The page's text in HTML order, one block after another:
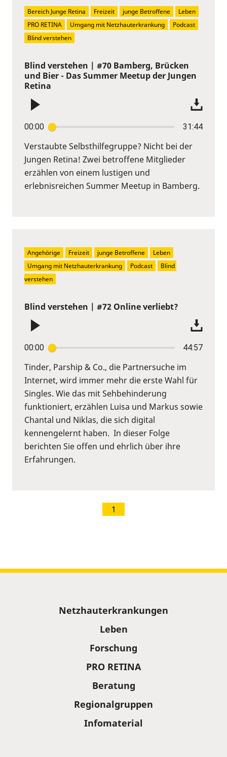
Blind verstehen | #70 Bamberg, Brücken
und Bier - Das Summer Meetup der Jungen
Retina
00:00 31:44
Verstaubte Selbsthilfegruppe? Nicht bei der
Jungen Retina! Zwei betroffene Mitglieder
erzählen von einem lustigen und
erlebnisreichen Summer Meetup in Bamberg.
Bereich Junge Retina Freizeit junge Betroffene
Leben
PRO RETINA
Umgang mit Netzhauterkrankung
Podcast
Blind verstehen
Blind verstehen | #72 Online verliebt?
00:00 44:57
Tinder, Parship & Co., die Partnersuche im
Internet, wird immer mehr die erste Wahl für
Singles. Wie das mit Sehbehinderung
funktioniert, erzählen Luisa und Markus sowie
Chantal und Niklas, die sich digital
kennengelernt haben. In dieser Folge
berichten Sie offen und ehrlich über ihre
Erfahrungen.
Angehörige Freizeit junge Betroffene
Leben
Umgang mit Netzhauterkrankung
Podcast
Blind
verstehen
1
Netzhauterkrankungen
Leben
Forschung
PRO RETINA
Beratung
Regionalgruppen
Infomaterial